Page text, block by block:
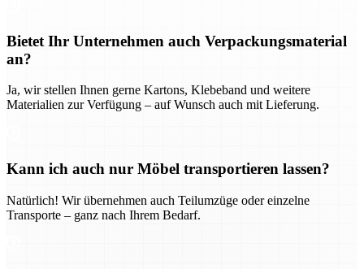
Bietet Ihr Unternehmen auch Verpackungsmaterial
an?
Ja, wir stellen Ihnen gerne Kartons, Klebeband und weitere
Materialien zur Verfügung – auf Wunsch auch mit Lieferung.
Kann ich auch nur Möbel transportieren lassen?
Natürlich! Wir übernehmen auch Teilumzüge oder einzelne
Transporte – ganz nach Ihrem Bedarf.